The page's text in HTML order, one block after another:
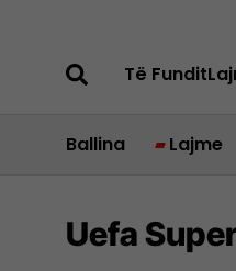
Të Fundit
Ballina Lajme
Uefa